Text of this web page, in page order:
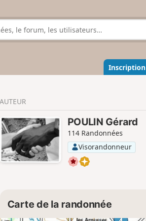
Inscription
AUTEUR
POULIN Gérard
114 Randonnées
Visorandonneur
Carte de la randonnée